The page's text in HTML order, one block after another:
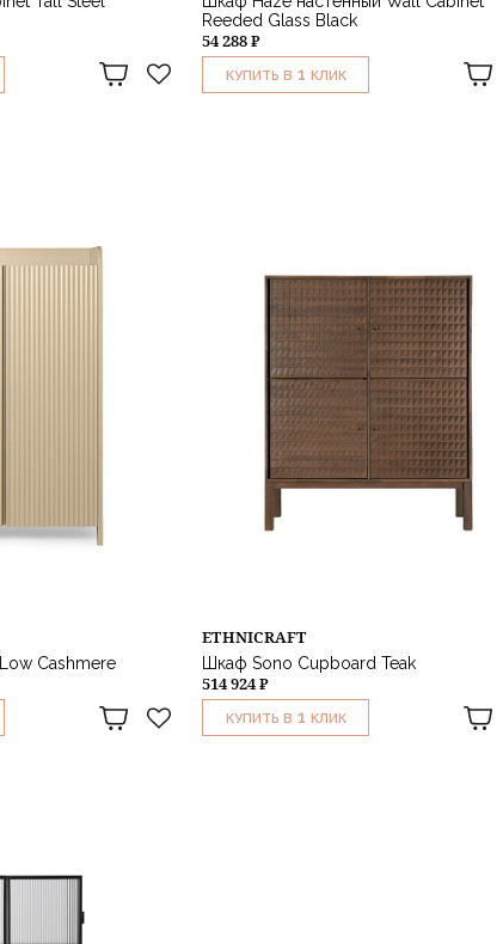
Reeded Glass Black
54 288 ₽
КУПИТЬ В 1 КЛИК
Cashmere
ETHNICRAFT
Шкаф Sono Cupboard Teak
514 924 ₽
КУПИТЬ В 1 КЛИК